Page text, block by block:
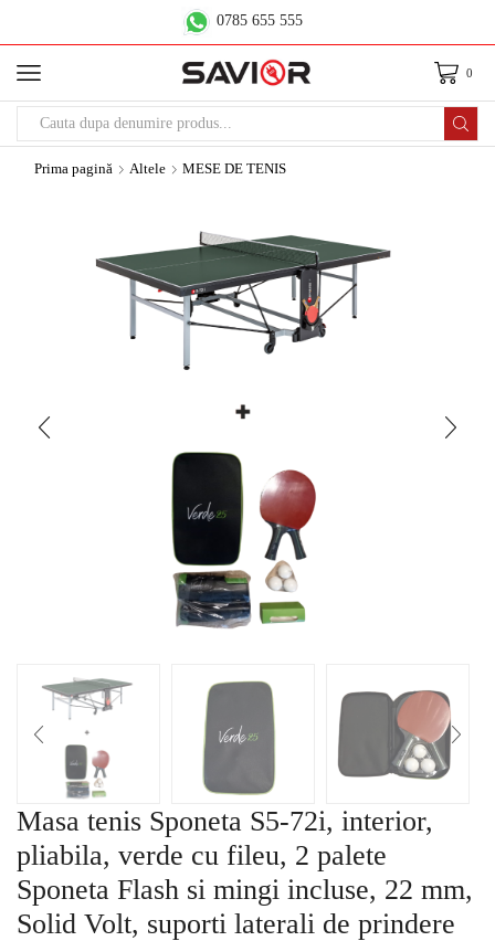
0785 655 555
0
Prima pagină Altele MESE DE TENIS
Masa tenis Sponeta S5-72i, interior,
pliabila, verde cu fileu, 2 palete
Sponeta Flash si mingi incluse, 22 mm,
Solid Volt, suporti laterali de prindere